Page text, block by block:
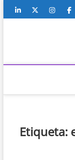
Saltar
LinkedinTwitter
Etiqueta: